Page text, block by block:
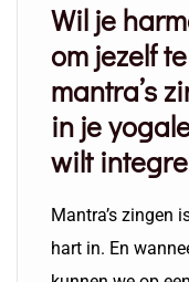
Wil je
om jezelf
mantra’s
in je
wilt
Mantra’s zingen
hart in. En